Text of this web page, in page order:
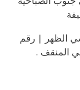
الظهر | رقم
المنقف .